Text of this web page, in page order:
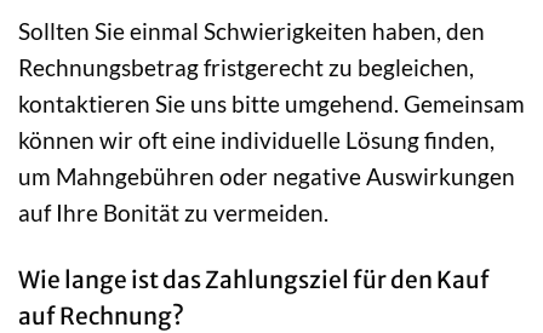
Sollten Sie einmal Schwierigkeiten haben, den
Rechnungsbetrag fristgerecht zu begleichen,
kontaktieren Sie uns bitte umgehend. Gemeinsam
können wir oft eine individuelle Lösung finden,
um Mahngebühren oder negative Auswirkungen
auf Ihre Bonität zu vermeiden.
Wie lange ist das Zahlungsziel für den Kauf
auf Rechnung?